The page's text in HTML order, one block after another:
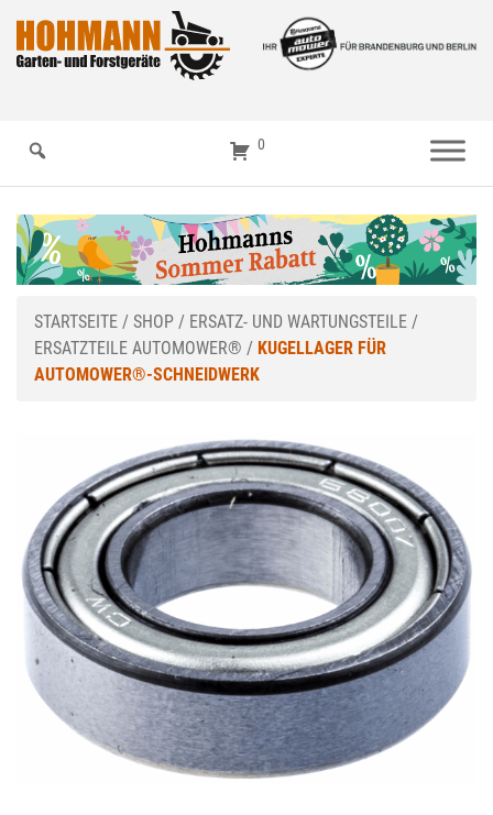
0
STARTSEITE / SHOP / ERSATZ- UND WARTUNGSTEILE /
ERSATZTEILE AUTOMOWER® / KUGELLAGER FÜR
AUTOMOWER®-SCHNEIDWERK